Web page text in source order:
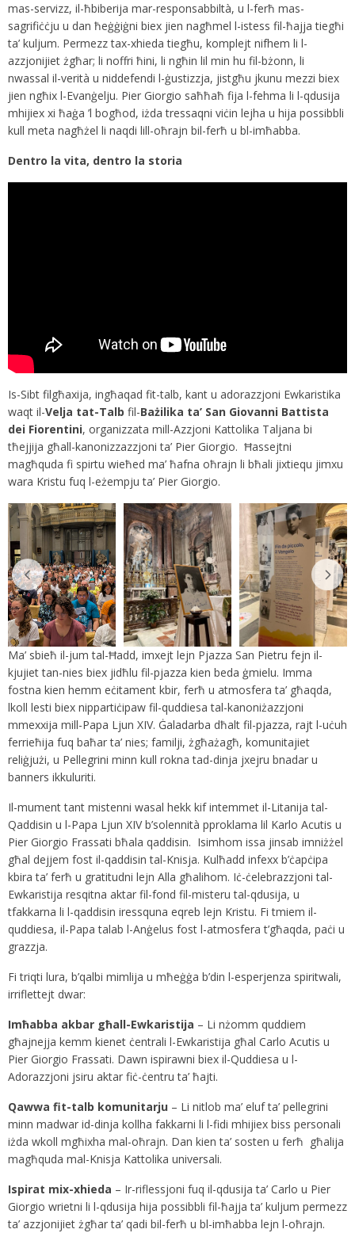
mas-servizz, il-ħbiberija mar-responsabbiltà, u l-ferħ mas-
sagrifiċċju u dan ħeġġiġni biex jien nagħmel l-istess fil-ħajja tiegħi
ta’ kuljum. Permezz tax-xhieda tiegħu, komplejt nifhem li l-
azzjonijiet żgħar; li noffri ħini, li ngħin lil min hu fil-bżonn, li
nwassal il-verità u niddefendi l-ġustizzja, jistgħu jkunu mezzi biex
jien ngħix l-Evanġelju. Pier Giorgio saħħaħ fija l-fehma li l-qdusija
mhijiex xi ħaġa ’l bogħod, iżda tressaqni viċin lejha u hija possibbli
kull meta nagħżel li naqdi lill-oħrajn bil-ferħ u bl-imħabba.
Dentro la vita, dentro la storia
Is-Sibt filgħaxija, ingħaqad fit-talb, kant u adorazzjoni Ewkaristika
waqt il-Velja tat-Talb fil-Bażilika ta’ San Giovanni Battista
dei Fiorentini, organizzata mill-Azzjoni Kattolika Taljana bi
tħejjija għall-kanonizzazzjoni ta’ Pier Giorgio. Ħassejtni
magħquda fi spirtu wieħed ma’ ħafna oħrajn li bħali jixtiequ jimxu
wara Kristu fuq l-eżempju ta’ Pier Giorgio.
Ma’ sbieħ il-jum tal-Ħadd, imxejt lejn Pjazza San Pietru fejn il-
kjujiet tan-nies biex jidħlu fil-pjazza kien beda ġmielu. Imma
fostna kien hemm eċitament kbir, ferħ u atmosfera ta’ għaqda,
lkoll lesti biex nippartiċipaw fil-quddiesa tal-kanoniżazzjoni
mmexxija mill-Papa Ljun XIV. Ġaladarba dħalt fil-pjazza, rajt l-uċuh
ferrieħija fuq baħar ta’ nies; familji, żgħażagħ, komunitajiet
reliġjużi, u Pellegrini minn kull rokna tad-dinja jxejru bnadar u
banners ikkuluriti.
Il-mument tant mistenni wasal hekk kif intemmet il-Litanija tal-
Qaddisin u l-Papa Ljun XIV b’solennità pproklama lil Karlo Acutis u
Pier Giorgio Frassati bħala qaddisin. Isimhom issa jinsab imniżżel
għal dejjem fost il-qaddisin tal-Knisja. Kulħadd infexx b’ċapċipa
kbira ta’ ferħ u gratitudni lejn Alla għalihom. Iċ-ċelebrazzjoni tal-
Ewkaristija resqitna aktar fil-fond fil-misteru tal-qdusija, u
tfakkarna li l-qaddisin iressquna eqreb lejn Kristu. Fi tmiem il-
quddiesa, il-Papa talab l-Anġelus fost l-atmosfera t’għaqda, paċi u
grazzja.
Fi triqti lura, b’qalbi mimlija u mħeġġa b’din l-esperjenza spiritwali,
irriflettejt dwar:
Imħabba akbar għall-Ewkaristija – Li nżomm quddiem
għajnejja kemm kienet ċentrali l-Ewkaristija għal Carlo Acutis u
Pier Giorgio Frassati. Dawn ispirawni biex il-Quddiesa u l-
Adorazzjoni jsiru aktar fiċ-ċentru ta’ ħajti.
Qawwa fit-talb komunitarju – Li nitlob ma’ eluf ta’ pellegrini
minn madwar id-dinja kollha fakkarni li l-fidi mhijiex biss personali
iżda wkoll mgħixha mal-oħrajn. Dan kien ta’ sosten u ferħ għalija
magħquda mal-Knisja Kattolika universali.
Ispirat mix-xhieda – Ir-riflessjoni fuq il-qdusija ta’ Carlo u Pier
Giorgio wrietni li l-qdusija hija possibbli fil-ħajja ta’ kuljum permezz
ta’ azzjonijiet żgħar ta’ qadi bil-ferħ u bl-imħabba lejn l-oħrajn.